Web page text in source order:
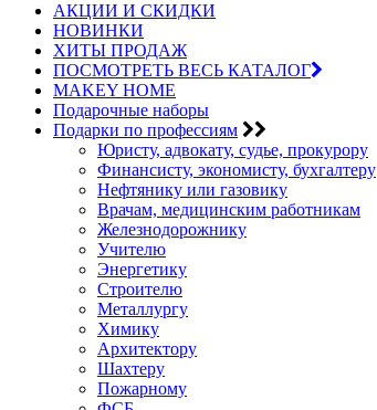
АКЦИИ И СКИДКИ
НОВИНКИ
ХИТЫ ПРОДАЖ
ПОСМОТРЕТЬ ВЕСЬ КАТАЛОГ
MAKEY HOME
Подарочные наборы
Подарки по профессиям
Юристу, адвокату, судье, прокурору
Финансисту, экономисту, бухгалтеру
Нефтянику или газовику
Врачам, медицинским работникам
Железнодорожнику
Учителю
Энергетику
Строителю
Металлургу
Химику
Архитектору
Шахтеру
Пожарному